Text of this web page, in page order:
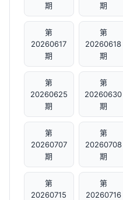
期
期
第
20260617
期
第
20260618
期
第
20260625
期
第
20260630
期
第
20260707
期
第
20260708
期
第
20260715
第
20260716